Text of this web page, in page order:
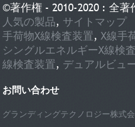
©著作権 - 2010-2020 : 全著
人気の製品, サイトマップ
手荷物X線検査装置,X線手
シングルエネルギーX線検
線検査装置, デュアルビュ
お問い合わせ
グランディングテクノロジー株式